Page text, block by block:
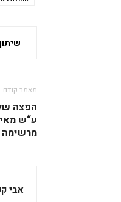
מאמר קודם
הפצה
ע“ש
מרשימה
אבי